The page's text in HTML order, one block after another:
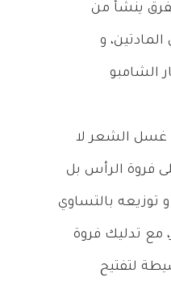
ينشأ من
و
الشامبو
غسل الشعر لا
فروة الرأس بل
توزيعه بالتساوي
مع تدليك فروة
لتفتيح